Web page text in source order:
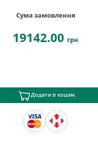
Сума замовлення
19142.00 грн
Додати в кошик